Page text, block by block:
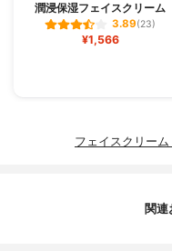
潤浸保湿フェイスクリーム
3.89(23)
¥1,566
フェイスクリー
関連